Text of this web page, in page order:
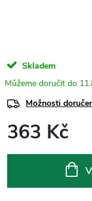
Skladem
Možnosti
363 Kč